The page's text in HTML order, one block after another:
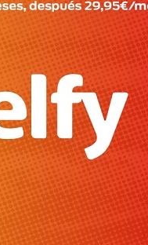
Bonoloto
Primitiva
El Gordo
Euromillones
Loteria
Once
PUBLICIDAD